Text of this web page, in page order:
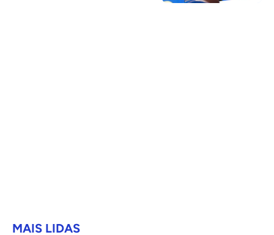
MAIS LIDAS